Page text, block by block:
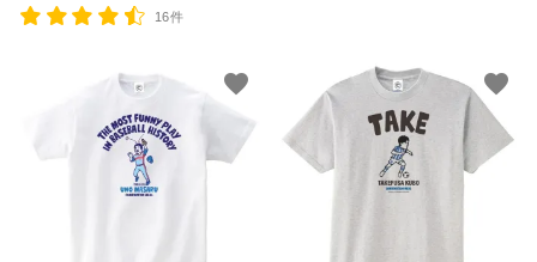
16件
favorite favorite